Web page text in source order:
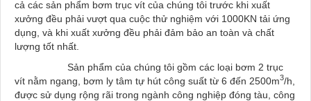
cả các sản phẩm bơm trục vít của chúng tôi trước khi xuất
xưởng đều phải vượt qua cuộc thử nghiệm với 1000KN tải ứng
dụng, và khi xuất xưởng đều phải đảm bảo an toàn và chất
lượng tốt nhất.
Sản phẩm của chúng tôi gồm các loại bơm 2 trục
vít nằm ngang, bơm ly tâm tự hút công suất từ 6 đến 2500m3/h,
được sử dụng rộng rãi trong ngành công nghiệp đóng tàu, công